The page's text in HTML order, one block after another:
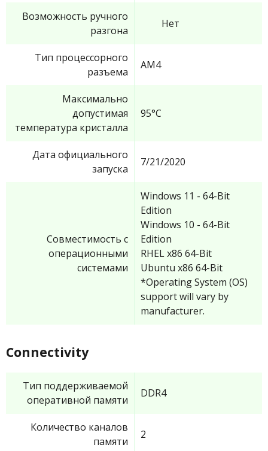
Возможность ручного
разгона
Нет
Тип процессорного
разъема
AM4
Максимально
допустимая
температура кристалла
95°C
Дата официального
запуска
7/21/2020
Совместимость с
операционными
системами
Windows 11 - 64-Bit
Edition
Windows 10 - 64-Bit
Edition
RHEL x86 64-Bit
Ubuntu x86 64-Bit
*Operating System (OS)
support will vary by
manufacturer.
Connectivity
Тип поддерживаемой
оперативной памяти
DDR4
Количество каналов
памяти
2